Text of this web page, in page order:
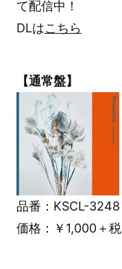
て配信中！
DLはこちら
【通常盤】
品番：KSCL-3248
価格：￥1,000＋税